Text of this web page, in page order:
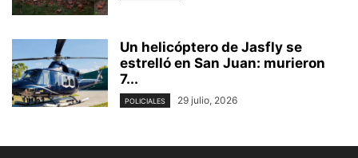
Un helicóptero de Jasfly se
estrelló en San Juan: murieron
7...
POLICIALES 29 julio, 2026